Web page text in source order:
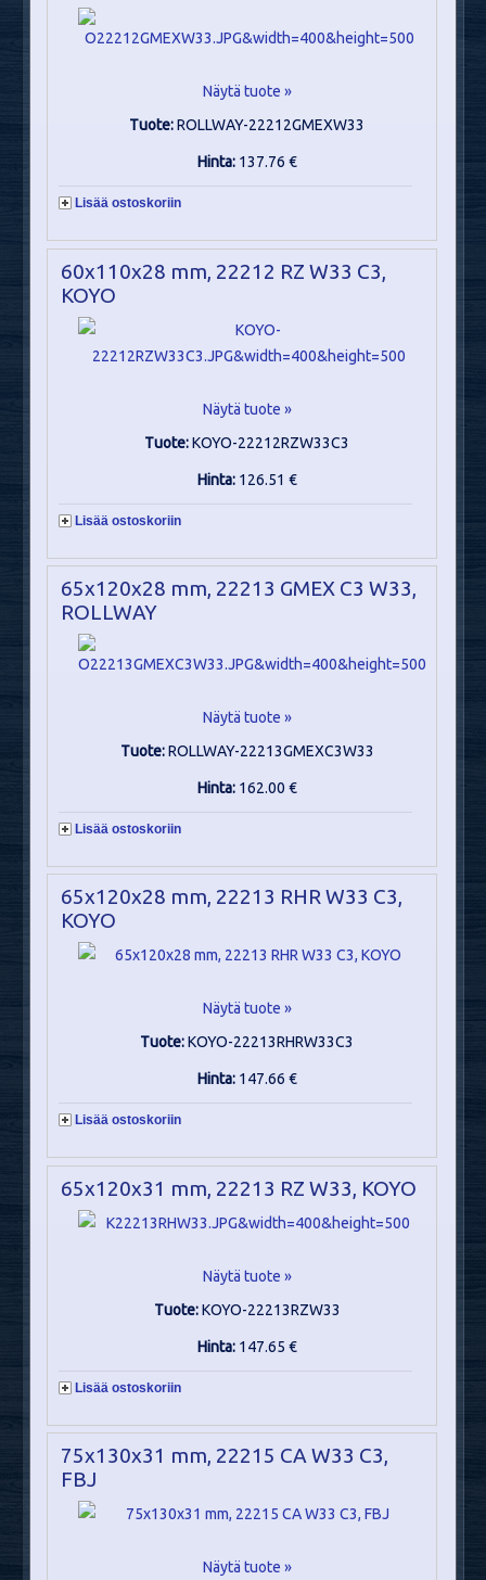
Näytä tuote »
Tuote:ROLLWAY-22212GMEXW33
Hinta: 137.76 €
Lisää ostoskoriin
60x110x28 mm, 22212 RZ W33 C3,
KOYO
Näytä tuote »
Tuote:KOYO-22212RZW33C3
Hinta: 126.51 €
Lisää ostoskoriin
65x120x28 mm, 22213 GMEX C3 W33,
ROLLWAY
Näytä tuote »
Tuote:ROLLWAY-22213GMEXC3W33
Hinta: 162.00 €
Lisää ostoskoriin
65x120x28 mm, 22213 RHR W33 C3,
KOYO
Näytä tuote »
Tuote:KOYO-22213RHRW33C3
Hinta: 147.66 €
Lisää ostoskoriin
65x120x31 mm, 22213 RZ W33, KOYO
Näytä tuote »
Tuote:KOYO-22213RZW33
Hinta: 147.65 €
Lisää ostoskoriin
75x130x31 mm, 22215 CA W33 C3,
FBJ
Näytä tuote »